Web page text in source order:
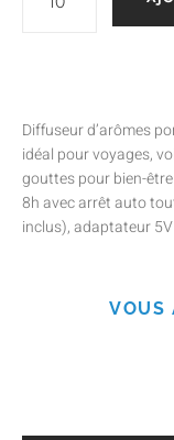
Diffuseur d’arômes
idéal pour voyages,
gouttes pour bien-
8h avec arrêt auto
inclus), adaptateur
VOUS